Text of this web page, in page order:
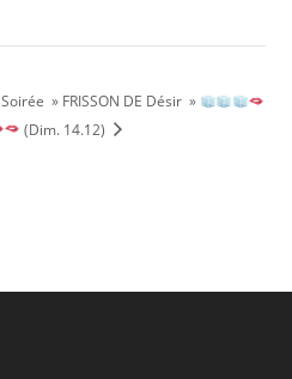
Soirée » FRISSON DE Désir »
(Dim. 14.12)